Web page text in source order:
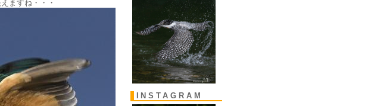
ますね・・・
INSTAGRAM